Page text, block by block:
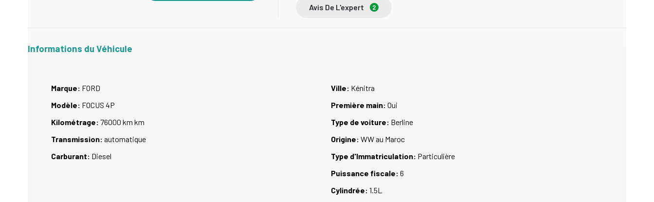
Avis De L'expert 2
Informations du Véhicule
Marque: FORD
Modèle: FOCUS 4P
Kilométrage: 76000 km km
Transmission: automatique
Carburant: Diesel
Ville: Kénitra
Première main: Oui
Type de voiture: Berline
Origine: WW au Maroc
Type d'Immatriculation: Particulière
Puissance fiscale: 6
Cylindrée: 1.5L